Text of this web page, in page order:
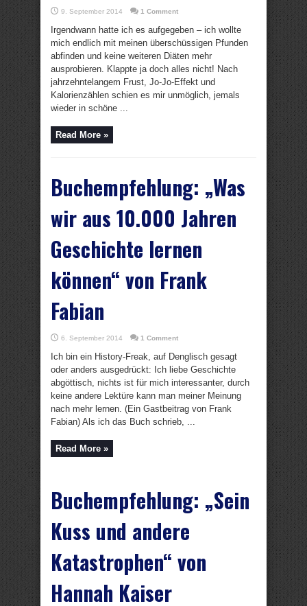
9. September 2014 1 Comment
Irgendwann hatte ich es aufgegeben – ich wollte
mich endlich mit meinen überschüssigen Pfunden
abfinden und keine weiteren Diäten mehr
ausprobieren. Klappte ja doch alles nicht! Nach
jahrzehntelangem Frust, Jo-Jo-Effekt und
Kalorienzählen schien es mir unmöglich, jemals
wieder in schöne ...
Read More »
Buchempfehlung: „Was
wir aus 10.000 Jahren
Geschichte lernen
können“ von Frank
Fabian
6. September 2014 1 Comment
Ich bin ein History-Freak, auf Denglisch gesagt
oder anders ausgedrückt: Ich liebe Geschichte
abgöttisch, nichts ist für mich interessanter, durch
keine andere Lektüre kann man meiner Meinung
nach mehr lernen. (Ein Gastbeitrag von Frank
Fabian) Als ich das Buch schrieb, ...
Read More »
Buchempfehlung: „Sein
Kuss und andere
Katastrophen“ von
Hannah Kaiser